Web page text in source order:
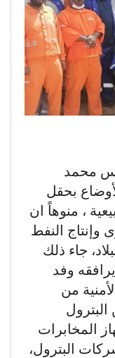
محمد
بحقل
، منوهاً ان
وإنتاج النفط
جاء ذلك
وفد
من
المخابرات
البترول،